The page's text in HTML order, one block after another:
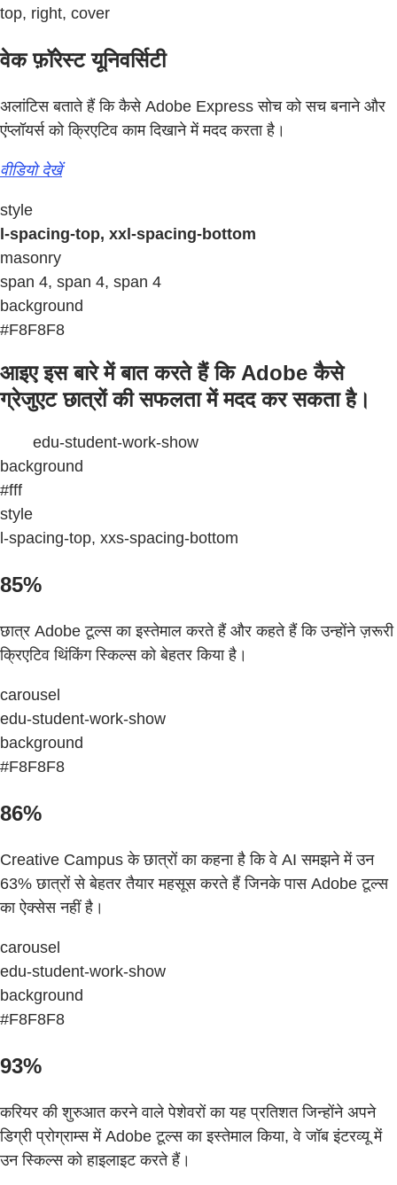
top, right, cover
वेक फ़ॉरेस्ट यूनिवर्सिटी
अलांटिस बताते हैं कि कैसे Adobe Express सोच को सच बनाने और
एंप्लॉयर्स को क्रिएटिव काम दिखाने में मदद करता है।
वीडियो देखें
style
l-spacing-top, xxl-spacing-bottom
masonry
span 4, span 4, span 4
background
#F8F8F8
आइए इस बारे में बात करते हैं कि Adobe कैसे
ग्रेजुएट छात्रों की सफलता में मदद कर सकता है।
edu-student-work-show
background
#fff
style
l-spacing-top, xxs-spacing-bottom
85%
छात्र Adobe टूल्स का इस्तेमाल करते हैं और कहते हैं कि उन्होंने ज़रूरी
क्रिएटिव थिंकिंग स्किल्स को बेहतर किया है।
carousel
edu-student-work-show
background
#F8F8F8
86%
Creative Campus के छात्रों का कहना है कि वे AI समझने में उन
63% छात्रों से बेहतर तैयार महसूस करते हैं जिनके पास Adobe टूल्स
का ऐक्सेस नहीं है।
carousel
edu-student-work-show
background
#F8F8F8
93%
करियर की शुरुआत करने वाले पेशेवरों का यह प्रतिशत जिन्होंने अपने
डिग्री प्रोग्राम्स में Adobe टूल्स का इस्तेमाल किया, वे जॉब इंटरव्यू में
उन स्किल्स को हाइलाइट करते हैं।